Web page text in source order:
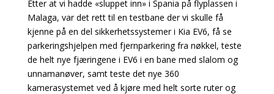
Etter at vi hadde «sluppet inn» i Spania på flyplassen i
Malaga, var det rett til en testbane der vi skulle få
kjenne på en del sikkerhetssystemer i Kia EV6, få se
parkeringshjelpen med fjernparkering fra nøkkel, teste
de helt nye fjæringene i EV6 i en bane med slalom og
unnamanøver, samt teste det nye 360
kamerasystemet ved å kjøre med helt sorte ruter og